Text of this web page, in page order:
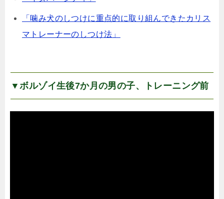
「噛み犬のしつけに重点的に取り組んできたカリス
マトレーナーのしつけ法」
▼ボルゾイ生後7か月の男の子、トレーニング前